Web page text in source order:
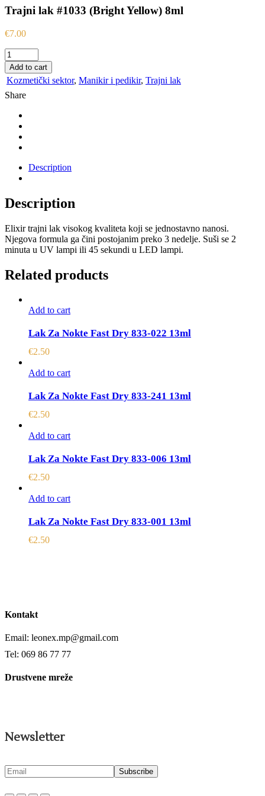
Trajni lak #1033 (Bright Yellow) 8ml
€7.00
Trajni
lak
#1033
(Bright
Yellow)
quantity
Add to cart
Kozmetički sektor, Manikir i pedikir, Trajni lak
Share
Description
Description
Elixir trajni lak visokog kvaliteta koji se jednostavno nanosi.
Njegova formula ga čini postojanim preko 3 nedelje. Suši se 2
minuta u UV lampi ili 45 sekundi u LED lampi.
Related products
Add to cart
Lak Za Nokte Fast Dry 833-022 13ml
€2.50
Add to cart
Lak Za Nokte Fast Dry 833-241 13ml
€2.50
Add to cart
Lak Za Nokte Fast Dry 833-006 13ml
€2.50
Add to cart
Lak Za Nokte Fast Dry 833-001 13ml
€2.50
Kontakt
Email: leonex.mp@gmail.com
Tel: 069 86 77 77
Drustvene mreže
Newsletter